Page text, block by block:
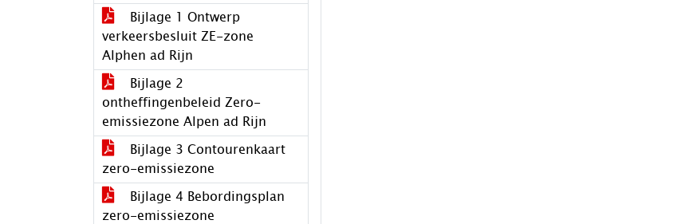
Bijlage 1 Ontwerp
verkeersbesluit ZE-zone
Alphen ad Rijn
Bijlage 2
ontheffingenbeleid Zero-
emissiezone Alpen ad Rijn
Bijlage 3 Contourenkaart
zero-emissiezone
Bijlage 4 Bebordingsplan
zero-emissiezone